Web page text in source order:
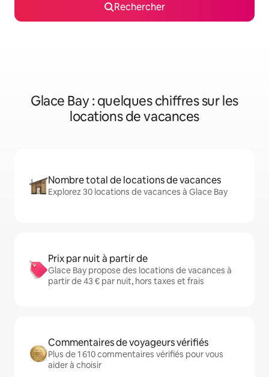
Rechercher
Glace Bay : quelques chiffres sur les
locations de vacances
Nombre total de locations de vacances
Explorez 30 locations de vacances à Glace Bay
Prix par nuit à partir de
Glace Bay propose des locations de vacances à
partir de 43 € par nuit, hors taxes et frais
Commentaires de voyageurs vérifiés
Plus de 1 610 commentaires vérifiés pour vous
aider à choisir